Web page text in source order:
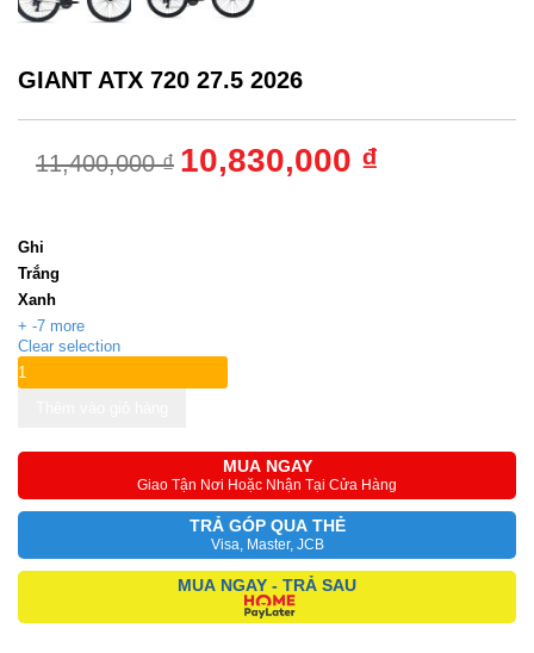
GIANT ATX 720 27.5 2026
11,400,000 ₫ 10,830,000 ₫
Ghi
Trắng
Xanh
+ -7 more
Clear selection
MUA NGAY
Giao Tận Nơi Hoặc Nhận Tại Cửa Hàng
TRẢ GÓP QUA THẺ
Visa, Master, JCB
MUA NGAY - TRẢ SAU